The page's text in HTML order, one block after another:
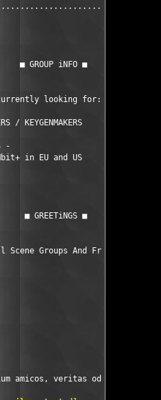
■ GROUP iNFO ■
looking for:
/ KEYGENMAKERS
-
in EU and US
▓█
■ GREETiNGS ■
Scene Groups And Friends
▓█
amicos, veritas odium parit